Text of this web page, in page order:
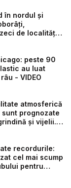
în nordul și
de localități
peste 90
au luat
- VIDEO
atmosferică
prognozate
și vijelii.
recordurile:
cel mai scump
pentru